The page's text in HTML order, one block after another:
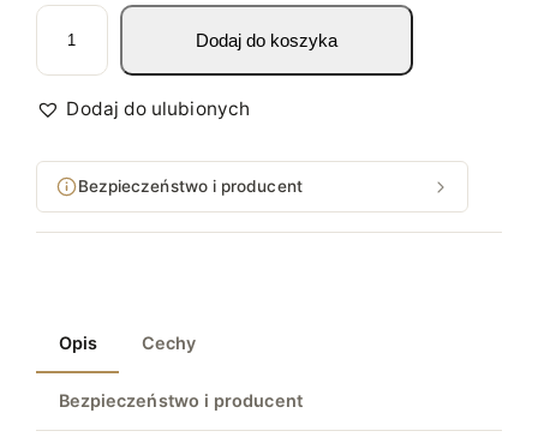
i
o
ś
G
ł
b
Dodaj do koszyka
Dodaj do ulubionych
Bezpieczeństwo i producent
Opis Cechy
Bezpieczeństwo i producent